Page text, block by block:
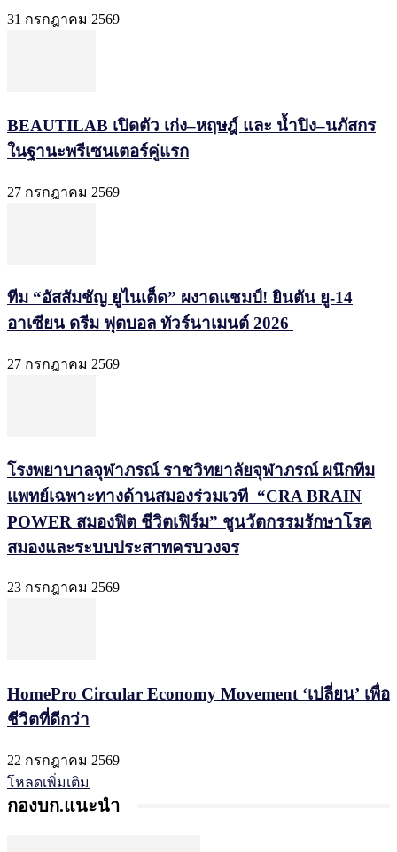
31 กรกฎาคม 2569
BEAUTILAB เปิดตัว เก่ง–หฤษฎ์ และ น้ำปิง–นภัสกร
ในฐานะพรีเซนเตอร์คู่แรก
27 กรกฎาคม 2569
ทีม “อัสสัมชัญ ยูไนเต็ด” ผงาดแชมป์! ยินตัน ยู-14
อาเซียน ดรีม ฟุตบอล ทัวร์นาเมนต์ 2026
27 กรกฎาคม 2569
โรงพยาบาลจุฬาภรณ์ ราชวิทยาลัยจุฬาภรณ์ ผนึกทีม
แพทย์เฉพาะทางด้านสมองร่วมเวที “CRA BRAIN
POWER สมองฟิต ชีวิตเฟิร์ม” ชูนวัตกรรมรักษาโรค
สมองและระบบประสาทครบวงจร
23 กรกฎาคม 2569
HomePro Circular Economy Movement ‘เปลี่ยน’ เพื่อ
ชีวิตที่ดีกว่า
22 กรกฎาคม 2569
โหลดเพิ่มเติม
กองบก.แนะนำ